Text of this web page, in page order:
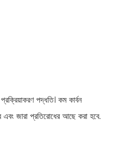
পদ্ধতি। কম কার্বন
এবং জারা প্রতিরোধের আছে করা হবে.